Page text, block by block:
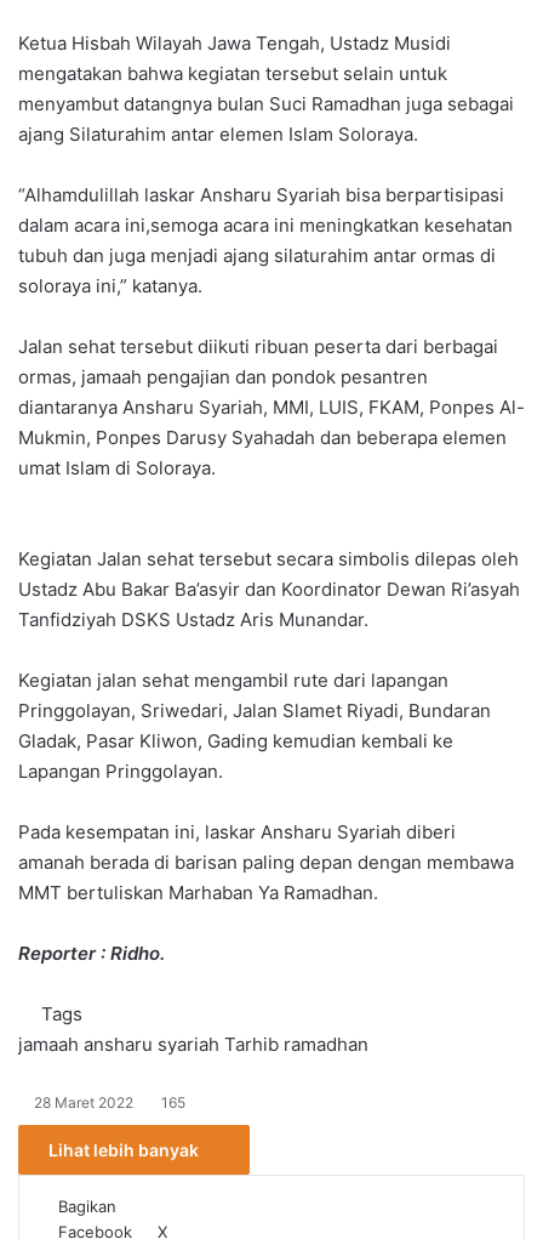
Ketua Hisbah Wilayah Jawa Tengah, Ustadz Musidi
mengatakan bahwa kegiatan tersebut selain untuk
menyambut datangnya bulan Suci Ramadhan juga sebagai
ajang Silaturahim antar elemen Islam Soloraya.
“Alhamdulillah laskar Ansharu Syariah bisa berpartisipasi
dalam acara ini,semoga acara ini meningkatkan kesehatan
tubuh dan juga menjadi ajang silaturahim antar ormas di
soloraya ini,” katanya.
Jalan sehat tersebut diikuti ribuan peserta dari berbagai
ormas, jamaah pengajian dan pondok pesantren
diantaranya Ansharu Syariah, MMI, LUIS, FKAM, Ponpes Al-
Mukmin, Ponpes Darusy Syahadah dan beberapa elemen
umat Islam di Soloraya.
Kegiatan Jalan sehat tersebut secara simbolis dilepas oleh
Ustadz Abu Bakar Ba’asyir dan Koordinator Dewan Ri’asyah
Tanfidziyah DSKS Ustadz Aris Munandar.
Kegiatan jalan sehat mengambil rute dari lapangan
Pringgolayan, Sriwedari, Jalan Slamet Riyadi, Bundaran
Gladak, Pasar Kliwon, Gading kemudian kembali ke
Lapangan Pringgolayan.
Pada kesempatan ini, laskar Ansharu Syariah diberi
amanah berada di barisan paling depan dengan membawa
MMT bertuliskan Marhaban Ya Ramadhan.
Reporter : Ridho.
Tags
jamaah ansharu syariah Tarhib ramadhan
28 Maret 2022 165
Lihat lebih banyak
Bagikan
Facebook
X